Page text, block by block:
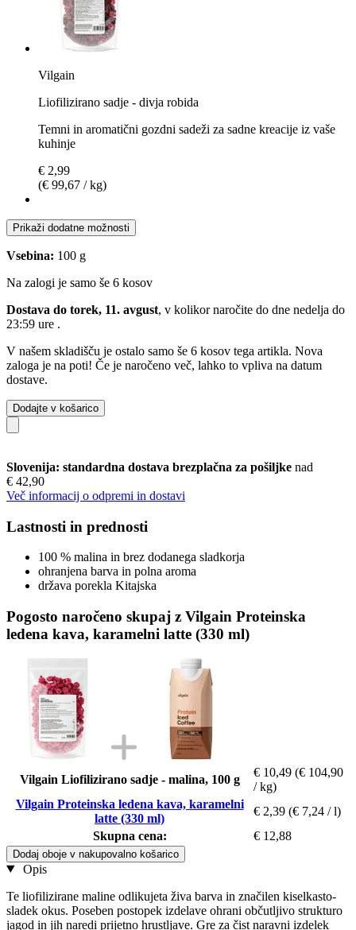
Vilgain
Liofilizirano sadje - divja robida
Temni in aromatični gozdni sadeži za sadne kreacije iz vaše
kuhinje
€ 2,99
(€ 99,67 / kg)
Prikaži dodatne možnosti
Vsebina: 100 g
Na zalogi je samo še 6 kosov
Dostava do torek, 11. avgust, v kolikor naročite do dne nedelja do
23:59 ure .
V našem skladišču je ostalo samo še 6 kosov tega artikla. Nova
zaloga je na poti! Če je naročeno več, lahko to vpliva na datum
dostave.
Dodajte v košarico
Slovenija: standardna dostava brezplačna za pošiljke nad
€ 42,90
Več informacij o odpremi in dostavi
Lastnosti in prednosti
100 % malina in brez dodanega sladkorja
ohranjena barva in polna aroma
država porekla Kitajska
Pogosto naročeno skupaj z Vilgain Proteinska
ledena kava, karamelni latte (330 ml)
Vilgain Liofilizirano sadje - malina, 100 g
€ 10,49 (€ 104,90
/ kg)
Vilgain Proteinska ledena kava, karamelni
latte (330 ml)
€ 2,39 (€ 7,24 / l)
Skupna cena:
€ 12,88
Dodaj oboje v nakupovalno košarico
Opis
Te liofilizirane maline odlikujeta živa barva in značilen kiselkasto-
sladek okus. Poseben postopek izdelave ohrani občutljivo strukturo
jagod in jih naredi prijetno hrustljave. Gre za čist naravni izdelek